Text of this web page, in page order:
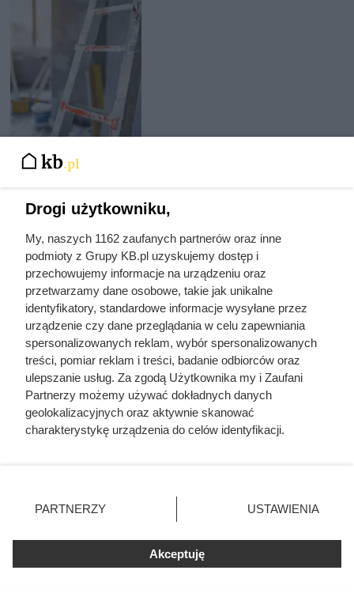
Cennik usług remontowych 2026 -
Zwabił ją do auta podstępem, a
potem postawił potworne
Drogi użytkowniku,
My, naszych 1162 zaufanych partnerów oraz inne
podmioty z Grupy KB.pl uzyskujemy dostęp i
przechowujemy informacje na urządzeniu oraz
przetwarzamy dane osobowe, takie jak unikalne
identyfikatory, standardowe informacje wysyłane przez
urządzenie czy dane przeglądania w celu zapewniania
spersonalizowanych reklam, wybór spersonalizowanych
treści, pomiar reklam i treści, badanie odbiorców oraz
ulepszanie usług. Za zgodą Użytkownika my i Zaufani
Partnerzy możemy używać dokładnych danych
geolokalizacyjnych oraz aktywnie skanować
charakterystykę urządzenia do celów identyfikacji.
zmienić/wycofać klikając przycisk ustawień prywatności
znajdujący się w lewym dolnym rogu strony. Niektóre
użytkownika, ale masz prawo sprzeciwić się takiemu
przetwarzaniu. Preferencje będą miały zastosowania tylko
PARTNERZY USTAWIENIA
Akceptuję